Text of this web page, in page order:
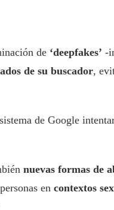
de ‘deepfakes’ -
de su buscador,
de Google
nuevas formas de
en contextos